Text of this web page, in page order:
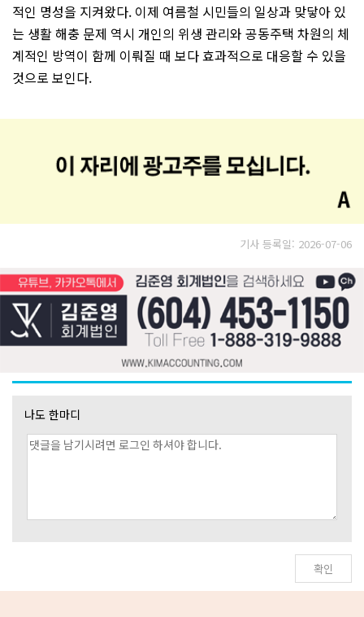
적인 명성을 지켜왔다. 이제 여름철 시민들의 일상과 맞닿아 있
는 생활 해충 문제 역시 개인의 위생 관리와 공동주택 차원의 체
계적인 방역이 함께 이뤄질 때 보다 효과적으로 대응할 수 있을
것으로 보인다.
기사 등록일: 2026-07-06
나도 한마디